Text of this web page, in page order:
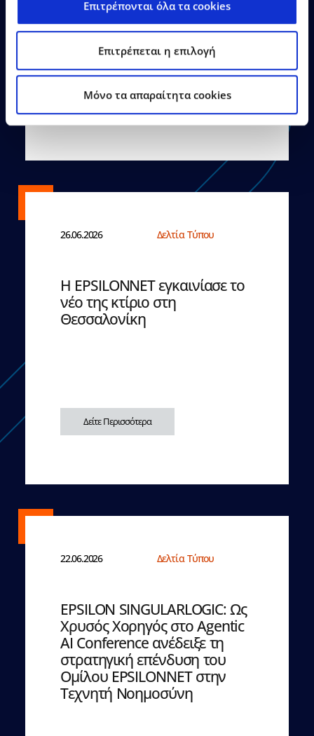
Επιτρέπονται όλα τα cookies
Επιτρέπεται η επιλογή
Mόνο τα απαραίτητα cookies
Δείτε Περισσότερα
26.06.2026 Δελτία Τύπου
Η EPSILONNET εγκαινίασε το
νέο της κτίριο στη
Θεσσαλονίκη
Δείτε Περισσότερα
22.06.2026 Δελτία Τύπου
EPSILON SINGULARLOGIC: Ως
Χρυσός Χορηγός στο Agentic
AI Conference ανέδειξε τη
στρατηγική επένδυση του
Ομίλου EPSILONNET στην
Τεχνητή Νοημοσύνη